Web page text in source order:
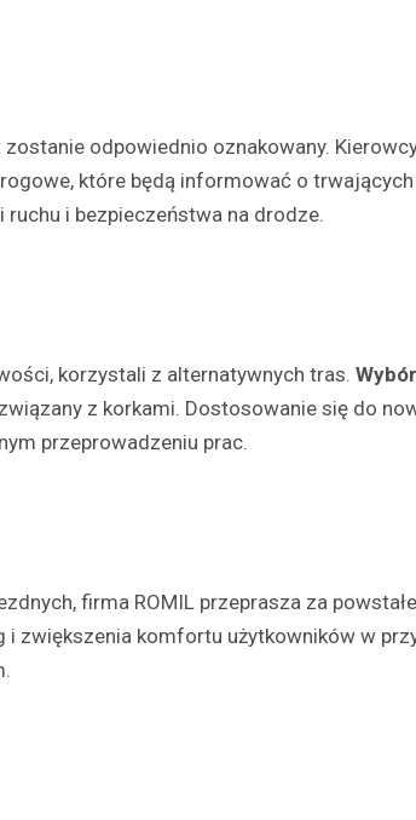
odpowiednio oznakowany.
które będą informować o
i bezpieczeństwa na drodze.
korzystali z alternatywnych tras.
z korkami. Dostosowanie się do
przeprowadzeniu prac.
firma ROMIL przeprasza za powstałe
i zwiększenia komfortu użytkowników w
Odnowienie historycznego
tego dnia, mieszkańcy i goście
zgromadzili się na…